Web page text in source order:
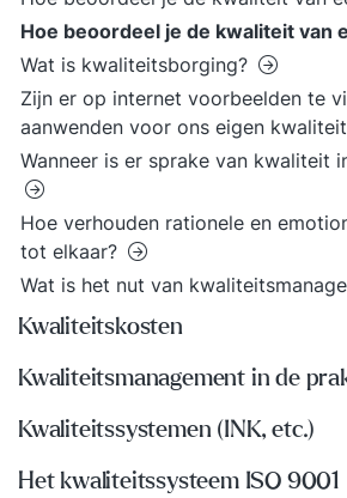
Hoe beoordeel je de kwaliteit van
Wat is kwaliteitsborging?
Zijn er op internet voorbeelden te
aanwenden voor ons eigen
Wanneer is er sprake van kwaliteit
Hoe verhouden rationele en
tot elkaar?
Wat is het nut van
Kwaliteitskosten
Kwaliteitsmanagement in de
Kwaliteitssystemen (INK, etc.)
Het kwaliteitssysteem ISO 9001